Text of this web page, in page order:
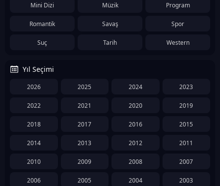
Mini Dizi Müzik Program
Romantik Savaş Spor
Suç Tarih Western
Yıl Seçimi
2026 2025 2024 2023
2022 2021 2020 2019
2018 2017 2016 2015
2014 2013 2012 2011
2010 2009 2008 2007
2006 2005 2004 2003